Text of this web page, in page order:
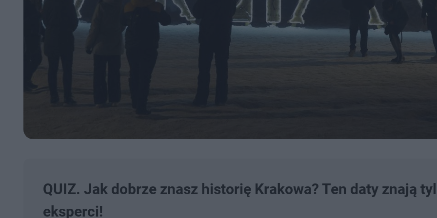
QUIZ. Jak dobrze znasz historię Krakowa? Ten daty znają
eksperci!